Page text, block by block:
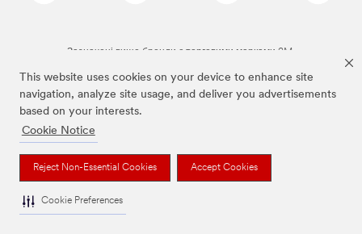
This website uses cookies on your device to enhance site
navigation, analyze site usage, and deliver you advertisements
based on your interests.
Cookie Notice
Reject Non-Essential Cookies Accept Cookies
Cookie Preferences
Зазначені вище бренди є торговими марками 3M.